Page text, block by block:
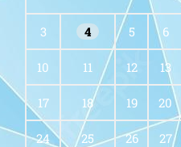
3 4 5 6
10 11 12 13
17 18 19 20
24 25 26 27